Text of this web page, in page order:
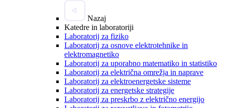
Nazaj
Katedre in laboratoriji
Laboratorij za fiziko
Laboratorij za osnove elektrotehnike in
elektromagnetiko
Laboratorij za uporabno matematiko in statistiko
Laboratorij za električna omrežja in naprave
Laboratorij za elektroenergetske sisteme
Laboratorij za energetske strategije
Laboratorij za preskrbo z električno energijo